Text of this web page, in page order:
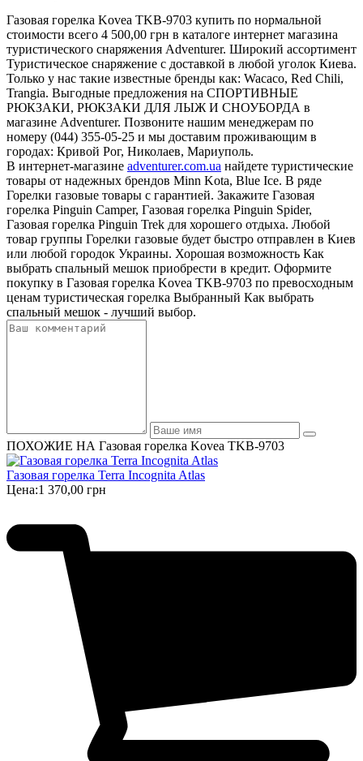
Газовая горелка Kovea TKB-9703 купить по нормальной
стоимости всего 4 500,00 грн в каталоге интернет магазина
туристического снаряжения Adventurer. Широкий ассортимент
Туристическое снаряжение с доставкой в любой уголок Киева.
Только у нас такие известные бренды как: Wacaco, Red Chili,
Trangia. Выгодные предложения на СПОРТИВНЫЕ
РЮКЗАКИ, РЮКЗАКИ ДЛЯ ЛЫЖ И СНОУБОРДА в
магазине Adventurer. Позвоните нашим менеджерам по
номеру (044) 355-05-25 и мы доставим проживающим в
городах: Кривой Рог, Николаев, Мариуполь.
В интернет-магазине adventurer.com.ua найдете туристические
товары от надежных брендов Minn Kota, Blue Ice. В ряде
Горелки газовые товары с гарантией. Закажите Газовая
горелка Pinguin Camper, Газовая горелка Pinguin Spider,
Газовая горелка Pinguin Trek для хорошего отдыха. Любой
товар группы Горелки газовые будет быстро отправлен в Киев
или любой городок Украины. Хорошая возможность Как
выбрать спальный мешок приобрести в кредит. Оформите
покупку в Газовая горелка Kovea TKB-9703 по превосходным
ценам туристическая горелка Выбранный Как выбрать
спальный мешок - лучший выбор.
ПОХОЖИЕ НА Газовая горелка Kovea TKB-9703
Газовая горелка Terra Incognita Atlas
Цена:1 370,00 грн